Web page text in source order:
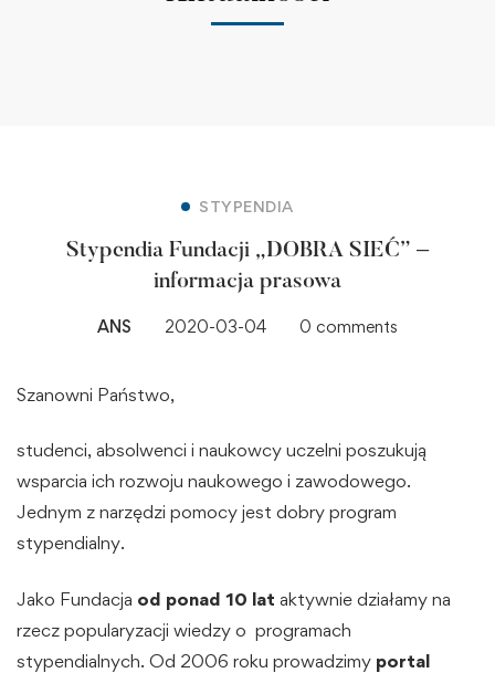
STYPENDIA
Stypendia Fundacji „DOBRA SIEĆ” –
informacja prasowa
ANS 2020-03-04 0 comments
Szanowni Państwo,
studenci, absolwenci i naukowcy uczelni poszukują
wsparcia ich rozwoju naukowego i zawodowego.
Jednym z narzędzi pomocy jest dobry program
stypendialny.
Jako Fundacja od ponad 10 lat aktywnie działamy na
rzecz popularyzacji wiedzy o programach
stypendialnych. Od 2006 roku prowadzimy portal